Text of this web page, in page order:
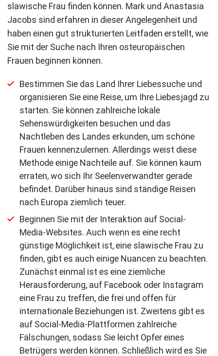
slawische Frau finden können. Mark und Anastasia
Jacobs sind erfahren in dieser Angelegenheit und
haben einen gut strukturierten Leitfaden erstellt, wie
Sie mit der Suche nach Ihren osteuropäischen
Frauen beginnen können.
Bestimmen Sie das Land Ihrer Liebessuche und
organisieren Sie eine Reise, um Ihre Liebesjagd zu
starten. Sie können zahlreiche lokale
Sehenswürdigkeiten besuchen und das
Nachtleben des Landes erkunden, um schöne
Frauen kennenzulernen. Allerdings weist diese
Methode einige Nachteile auf. Sie können kaum
erraten, wo sich Ihr Seelenverwandter gerade
befindet. Darüber hinaus sind ständige Reisen
nach Europa ziemlich teuer.
Beginnen Sie mit der Interaktion auf Social-
Media-Websites. Auch wenn es eine recht
günstige Möglichkeit ist, eine slawische Frau zu
finden, gibt es auch einige Nuancen zu beachten.
Zunächst einmal ist es eine ziemliche
Herausforderung, auf Facebook oder Instagram
eine Frau zu treffen, die frei und offen für
internationale Beziehungen ist. Zweitens gibt es
auf Social-Media-Plattformen zahlreiche
Fälschungen, sodass Sie leicht Opfer eines
Betrügers werden können. Schließlich wird es Sie